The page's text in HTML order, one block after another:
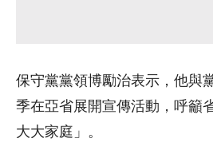
保守黨黨領博勵治表示，他與
季在亞省展開宣傳活動，呼籲
大大家庭」。